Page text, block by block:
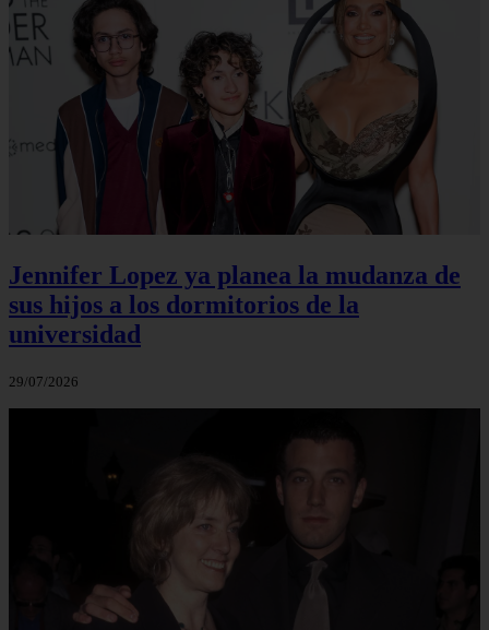
Jennifer Lopez ya planea la mudanza de
sus hijos a los dormitorios de la
universidad
29/07/2026